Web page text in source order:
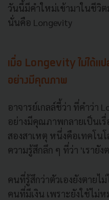
วันนี้มีคำใหม่เข้ามาในชีวิ
นั่นคือ Longevity
เมื่อ Longevity ไม่ได้แ
อย่างมีคุณภาพ
อาจารย์เกลล์ชี้ว่า ที่คำว่า
อย่างมีคุณภาพกลายเป็นเ
สองสาเหตุ หนึ่งคือเทคโน
ความรู้สึกลึก ๆ ที่ว่า 'เรายัง
คนที่รู้สึกว่าตัวเองยังตาย
คนที่มีเงิน เพราะยังใช้ไ